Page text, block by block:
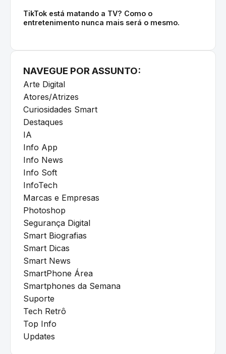
TikTok está matando a TV? Como o
entretenimento nunca mais será o mesmo.
NAVEGUE POR ASSUNTO:
Arte Digital
Atores/Atrizes
Curiosidades Smart
Destaques
IA
Info App
Info News
Info Soft
InfoTech
Marcas e Empresas
Photoshop
Segurança Digital
Smart Biografias
Smart Dicas
Smart News
SmartPhone Área
Smartphones da Semana
Suporte
Tech Retrô
Top Info
Updates